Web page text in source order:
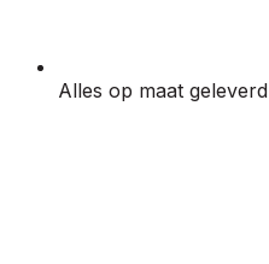
Alles op maat geleverd